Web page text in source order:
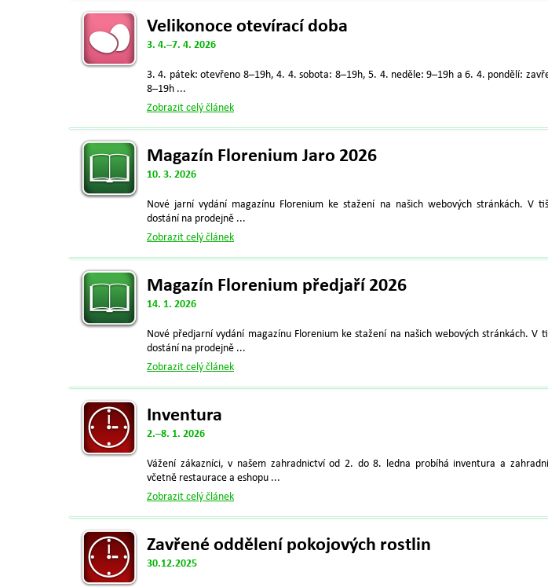
Velikonoce otevírací doba
3. 4.–7. 4. 2026
3. 4. pátek: otevřeno 8–19h, 4. 4. sobota: 8–19h, 5. 4. neděle: 9–19h a 6. 4. pondělí:
8–19h ...
Zobrazit celý článek
Magazín Florenium Jaro 2026
10. 3. 2026
Nové jarní vydání magazínu Florenium ke stažení na našich webových stránkách. V
dostání na prodejně ...
Zobrazit celý článek
Magazín Florenium předjaří 2026
14. 1. 2026
Nové předjarní vydání magazínu Florenium ke stažení na našich webových stránkách. V
dostání na prodejně ...
Zobrazit celý článek
Inventura
2.–8. 1. 2026
Vážení zákazníci, v našem zahradnictví od 2. do 8. ledna probíhá inventura a
včetně restaurace a eshopu ...
Zobrazit celý článek
Zavřené oddělení pokojových rostlin
30.12.2025